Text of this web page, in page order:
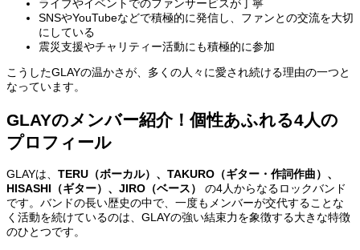
ライブやイベントでのファンサービスが丁寧
SNSやYouTubeなどで積極的に発信し、ファンとの交流を大切
にしている
震災支援やチャリティー活動にも積極的に参加
こうしたGLAYの温かさが、多くの人々に愛され続ける理由の一つと
なっています。
GLAYのメンバー紹介！個性あふれる4人の
プロフィール
GLAYは、 TERU（ボーカル）、TAKURO（ギター・作詞作曲）、
HISASHI（ギター）、JIRO（ベース）
の4人からなるロックバンド
です。バンドの長い歴史の中で、一度もメンバーが交代することな
く活動を続けているのは、GLAYの強い結束力を象徴する大きな特徴
のひとつです。